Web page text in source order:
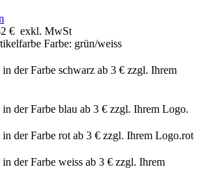
€ exkl. MwSt
Farbe: grün/weiss
rot